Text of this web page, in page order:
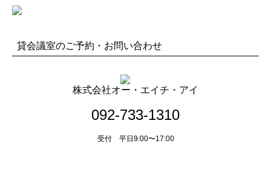
貸会議室のご予約・お問い合わせ
株式会社オー・エイチ・アイ
092-733-1310
受付 平日9:00〜17:00